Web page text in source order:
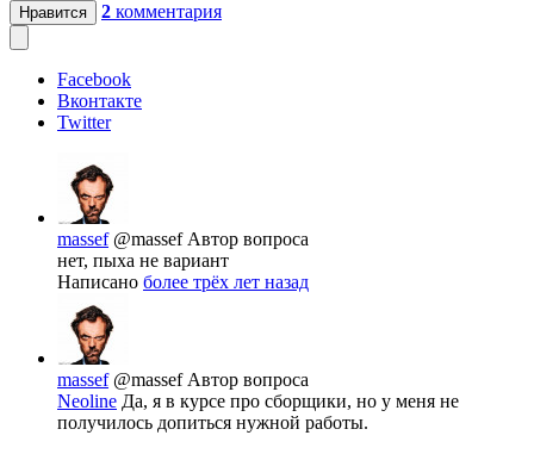
Нравится 2 комментария
Facebook
Вконтакте
Twitter
massef @massef Автор вопроса
нет, пыха не вариант
Написано более трёх лет назад
massef @massef Автор вопроса
Neoline Да, я в курсе про сборщики, но у меня не
получилось допиться нужной работы.